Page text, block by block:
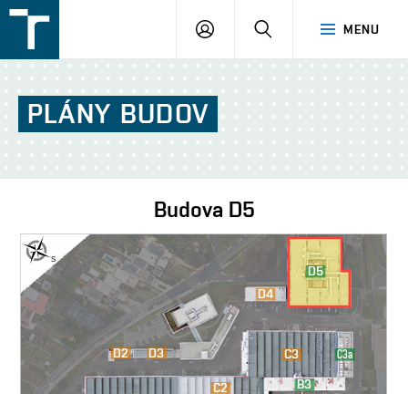
v
Brně
MENU
PŘIHLÁŠENÍ
PLÁNY BUDOV
Budova D5